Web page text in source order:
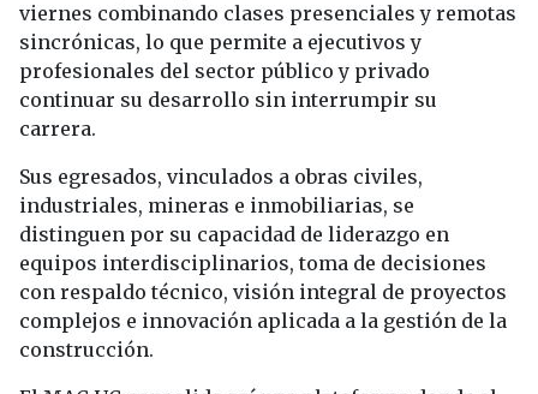
viernes combinando clases presenciales y remotas
sincrónicas, lo que permite a ejecutivos y
profesionales del sector público y privado
continuar su desarrollo sin interrumpir su
carrera.
Sus egresados, vinculados a obras civiles,
industriales, mineras e inmobiliarias, se
distinguen por su capacidad de liderazgo en
equipos interdisciplinarios, toma de decisiones
con respaldo técnico, visión integral de proyectos
complejos e innovación aplicada a la gestión de la
construcción.